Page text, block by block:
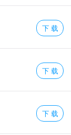
有创意；
下 载
下 载
下 载